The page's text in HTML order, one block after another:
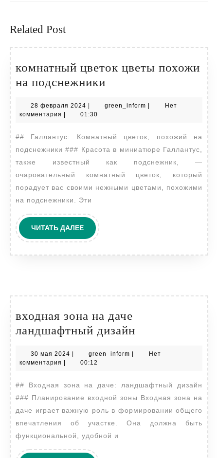
Related Post
комнатный цветок цветы похожи
на подснежники
цветы
на
подснежники
28 февраля 2024 28
февраля
green_inform green_inform
Нет
комментария
01:30
## Галлантус: Комнатный цветок, похожий на
подснежники ### Красота в миниатюре Галлантус,
также известный как подснежник, —
очаровательный комнатный цветок, который
порадует вас своими нежными цветами, похожими
на подснежники. Эти
ЧИТАТЬ ДАЛЕЕЧИТАТЬ
ДАЛЕЕ
входная зона на даче
ландшафтный дизайн
ландшафтный
дизайн
30 мая 2024 30
мая
| green_inform green_inform
|
Нет
комментария | 00:12
## Входная зона на даче: ландшафтный дизайн
### Планирование входной зоны Входная зона на
даче играет важную роль в формировании общего
впечатления об участке. Она должна быть
функциональной, удобной и